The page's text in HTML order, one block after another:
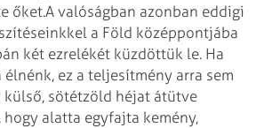
őket.A valóságban azonban eddigi
a Föld középpontjába
két ezrelékét küzdöttük le. Ha
ez a teljesítmény arra sem
külső, sötétzöld héjat átütve
alatta egyfajta kemény,